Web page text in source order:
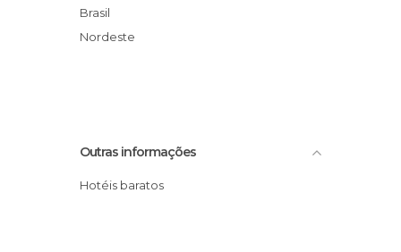
Informação Turística em Recife
Jardins em Recife
Palácios em Recife
Pátios em Recife
Brasil
Nordeste
Outras informações
Hotéis baratos